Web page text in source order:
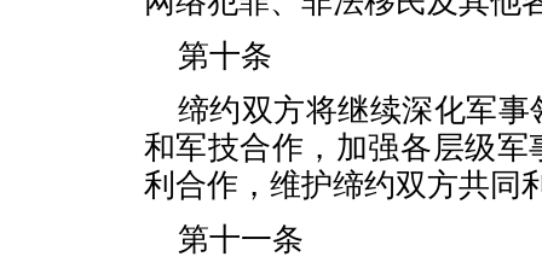
第十条
缔约双方将继续深化军
和军技合作，加强各层级
利合作，维护缔约双方共同
第十一条